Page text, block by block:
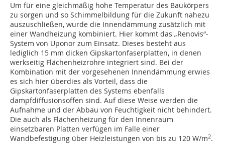
Um für eine gleichmäßig hohe Temperatur des Baukörpers
zu sorgen und so Schimmelbildung für die Zukunft nahezu
auszuschließen, wurde die Innendämmung zusätzlich mit
einer Wandheizung kombiniert. Hier kommt das „Renovis“-
System von Uponor zum Einsatz. Dieses besteht aus
lediglich 15 mm dicken Gipskartonfaserplatten, in denen
werkseitig Flächenheizrohre integriert sind. Bei der
Kombination mit der vorgesehenen Innendämmung erwies
es sich hier überdies als Vorteil, dass die
Gipskartonfaserplatten des Systems ebenfalls
dampfdiffusionsoffen sind. Auf diese Weise werden die
Aufnahme und der Abbau von Feuchtigkeit nicht behindert.
Die auch als Flächenheizung für den Innenraum
einsetzbaren Platten verfügen im Falle einer
Wandbefestigung über Heizleistungen von bis zu 120 W/m2.